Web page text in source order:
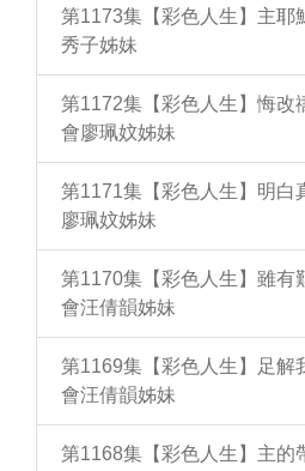
第1173集【彩色人生】主耶
秀子姊妹
第1172集【彩色人生】悔改
會廖珮妏姊妹
第1171集【彩色人生】明白
廖珮妏姊妹
第1170集【彩色人生】雖有
會汪倩韻姊妹
第1169集【彩色人生】足解
會汪倩韻姊妹
第1168集【彩色人生】主的